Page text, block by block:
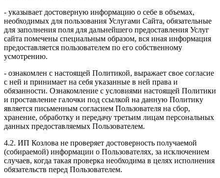
- указывает достоверную информацию о себе в объемах,
необходимых для пользования Услугами Сайта, обязательные
для заполнения поля для дальнейшего предоставления Услуг
сайта помечены специальным образом, вся иная информация
предоставляется пользователем по его собственному
усмотрению.
- ознакомлен с настоящей Политикой, выражает свое согласие
с ней и принимает на себя указанные в ней права и
обязанности. Ознакомление с условиями настоящей Политики
и проставление галочки под ссылкой на данную Политику
является письменным согласием Пользователя на сбор,
хранение, обработку и передачу третьим лицам персональных
данных предоставляемых Пользователем.
4.2. ИП Козлова не проверяет достоверность получаемой
(собираемой) информации о Пользователях, за исключением
случаев, когда такая проверка необходима в целях исполнения
обязательств перед Пользователем.